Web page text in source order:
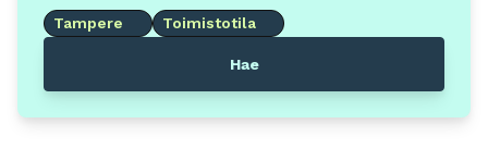
Tampere Toimistotila
Hae